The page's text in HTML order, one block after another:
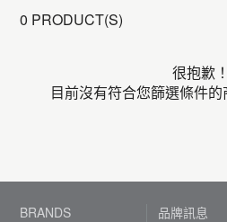
0 PRODUCT(S)
很抱歉！
目前沒有符合您篩選條件
BRANDS 品牌訊息